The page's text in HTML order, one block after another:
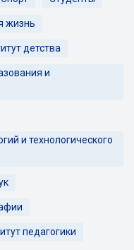
жизнь
детства
и
и технологического
педагогики